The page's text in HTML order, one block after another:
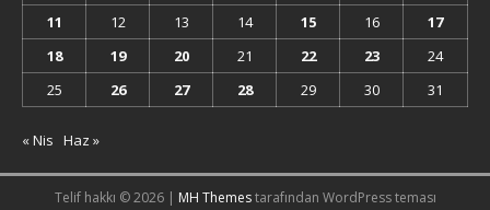
11
12 13 14 15 16
17
18
19 20 21 22 23
24
25
26 27 28 29 30 31
« Nis Haz »
Telif hakkı © 2026 | MH Themestarafından WordPress teması